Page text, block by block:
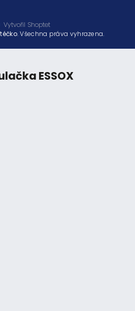
Vytvořil Shoptet
. Všechna práva vyhrazena.
ESSOX